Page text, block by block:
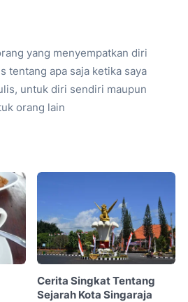
yang menyempatkan diri
tentang apa saja ketika saya
untuk diri sendiri maupun
orang lain
Cerita Singkat Tentang
Sejarah Kota Singaraja